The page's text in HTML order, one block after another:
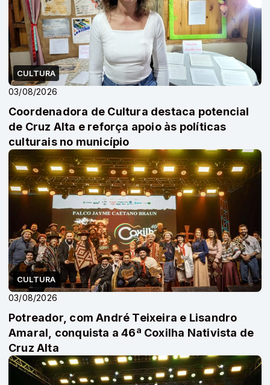
CULTURA
03/08/2026
Coordenadora de Cultura destaca potencial
de Cruz Alta e reforça apoio às políticas
culturais no município
CULTURA
03/08/2026
Potreador, com André Teixeira e Lisandro
Amaral, conquista a 46ª Coxilha Nativista de
Cruz Alta